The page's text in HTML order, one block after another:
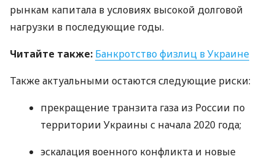
рынкам капитала в условиях высокой долговой
нагрузки в последующие годы.
Читайте также: Банкротство физлиц в Украине
Также актуальными остаются следующие риски:
прекращение транзита газа из России по
территории Украины с начала 2020 года;
эскалация военного конфликта и новые